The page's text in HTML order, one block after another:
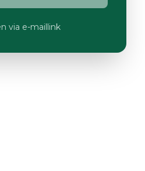
via e-maillink